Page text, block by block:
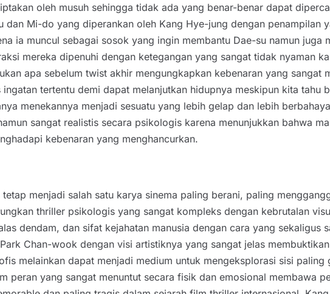
oleh musuh sehingga tidak ada yang benar-benar dapat
dan Mi-do yang diperankan oleh Kang Hye-jung dengan penampilan
ia muncul sebagai sosok yang ingin membantu Dae-su namun
mereka dipenuhi dengan ketegangan yang sangat tidak nyaman
apa sebelum twist akhir mengungkapkan kebenaran yang
tertentu demi dapat melanjutkan hidupnya meskipun kita tahu
menekannya menjadi sesuatu yang lebih gelap dan lebih
sangat realistis secara psikologis karena menunjukkan bahwa
kebenaran yang menghancurkan.
menjadi salah satu karya sinema paling berani, paling
thriller psikologis yang sangat kompleks dengan kebrutalan
dendam, dan sifat kejahatan manusia dengan cara yang sekaligus
Chan-wook dengan visi artistiknya yang sangat jelas
melainkan dapat menjadi medium untuk mengeksplorasi sisi
peran yang sangat menuntut secara fisik dan emosional membawa